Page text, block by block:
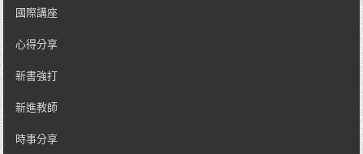
國際講座
心得分享
新書強打
新進教師
時事分享